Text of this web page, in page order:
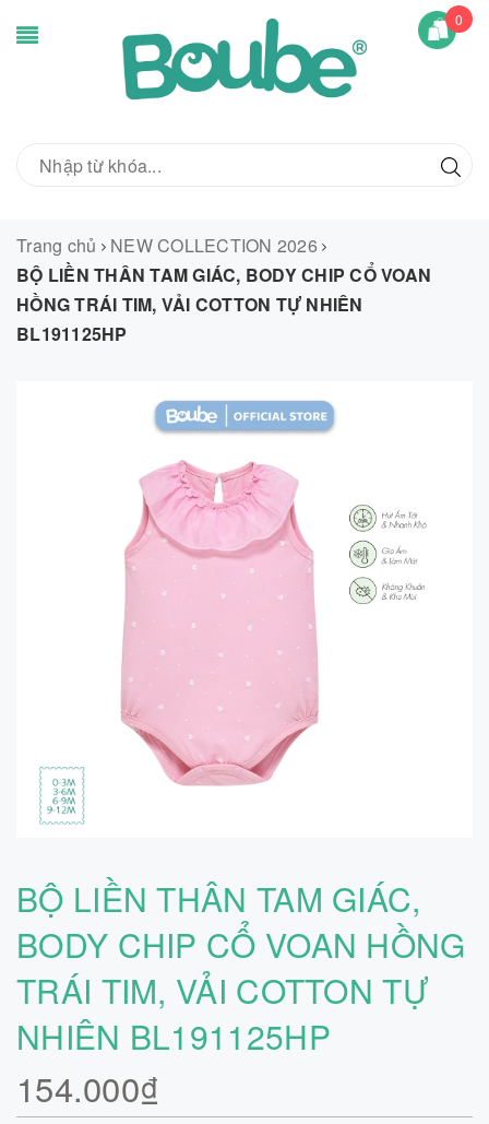
0
Trang chủ
NEW COLLECTION 2026
BỘ LIỀN THÂN TAM GIÁC, BODY CHIP CỔ VOAN
HỒNG TRÁI TIM, VẢI COTTON TỰ NHIÊN
BL191125HP
BỘ LIỀN THÂN TAM GIÁC,
BODY CHIP CỔ VOAN HỒNG
TRÁI TIM, VẢI COTTON TỰ
NHIÊN BL191125HP
154.000₫